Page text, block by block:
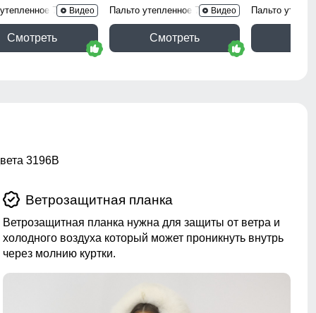
7700Ch
Видео
Смотреть
Пальто утепленное 7753Ch
Видео
Смотреть
Пальто
3196B
Ветрозащитная планка
Ветрозащитная планка нужна для защиты от ветра и
холодного воздуха который может проникнуть внутрь
через молнию куртки.